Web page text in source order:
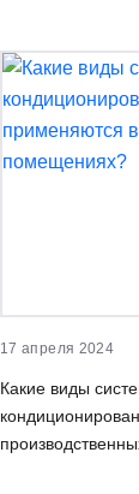
17 апреля 2024
Какие виды